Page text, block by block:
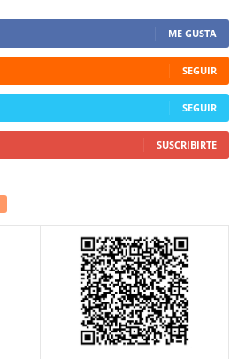
ME GUSTA
SEGUIR
SEGUIR
SUSCRIBIRTE